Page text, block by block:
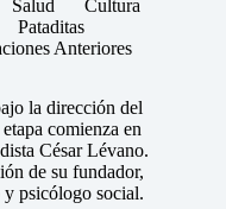
Salud
Cultura
Pataditas
Anteriores
la dirección del
comienza en
César Lévano.
de su fundador,
psicólogo social.